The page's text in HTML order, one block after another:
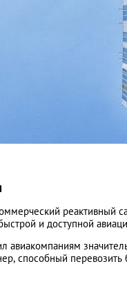
реактивный
и доступной
способный